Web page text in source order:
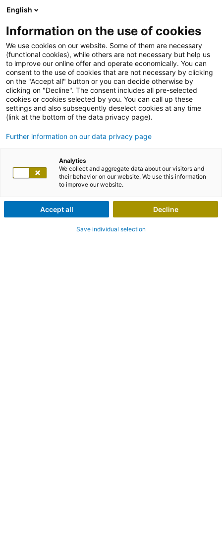
English
Information on the use of cookies
We use cookies on our website. Some of them are necessary
(functional cookies), while others are not necessary but help us
to improve our online offer and operate economically. You can
consent to the use of cookies that are not necessary by clicking
on the "Accept all" button or you can decide otherwise by
clicking on "Decline". The consent includes all pre-selected
cookies or cookies selected by you. You can call up these
settings and also subsequently deselect cookies at any time
(link at the bottom of the data privacy page).
Further information on our data privacy page
Analytics
We collect and aggregate data about our visitors and
their behavior on our website. We use this information
to improve our website.
Accept all Decline
Save individual selection